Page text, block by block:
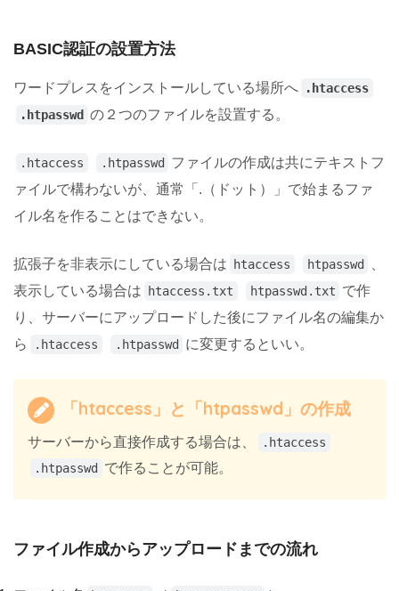
BASIC認証の設置方法
ワードプレスをインストールしている場所へ
.htaccess
.htpasswd の２つのファイルを設置する。
.htaccess .htpasswd
ファイルの作成は共にテキストフ
ァイルで構わないが、通常「.（ドット）」で始まるファ
イル名を作ることはできない。
拡張子を非表示にしている場合は htaccess htpasswd
表示している場合は
htaccess.txt htpasswd.txt で作
り、サーバーにアップロードした後にファイル名の編集か
ら
.htaccess .htpasswd に変更するといい。
「htaccess」と「htpasswd」の作成
サーバーから直接作成する場合は、
.htaccess
.htpasswd
で作ることが可能。
ファイル作成からアップロードまでの流れ